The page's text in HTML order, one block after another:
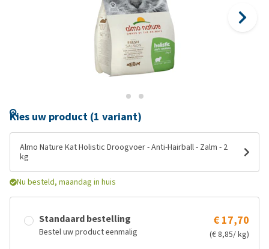
Kies uw product (1 variant)
Almo Nature Kat Holistic Droogvoer - Anti-Hairball - Zalm - 2
kg
Nu besteld, maandag in huis
Standaard bestelling
Bestel uw product eenmalig
€ 17,70
(€ 8,85/ kg)